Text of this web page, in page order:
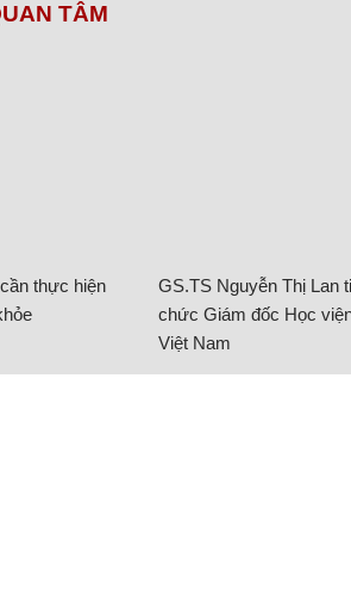
TÂM
thực hiện
GS.TS Nguyễn Thị Lan
chức Giám đốc Học
Việt Nam